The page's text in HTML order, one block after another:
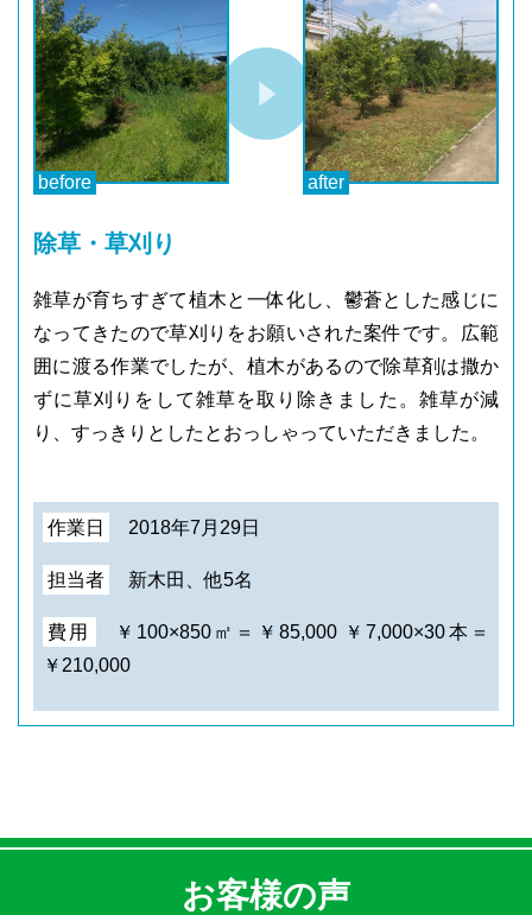
除草・草刈り
雑草が育ちすぎて植木と一体化し、鬱蒼とした感じに
なってきたので草刈りをお願いされた案件です。広範
囲に渡る作業でしたが、植木があるので除草剤は撒か
ずに草刈りをして雑草を取り除きました。雑草が減
り、すっきりとしたとおっしゃっていただきました。
作業日 2018年7月29日
担当者 新木田、他5名
費用
￥100×850㎡＝￥85,000 ￥7,000×30本＝
￥210,000
お客様の声